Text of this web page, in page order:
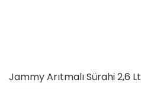
Jammy Arıtmalı Sürahi 2,6 Lt